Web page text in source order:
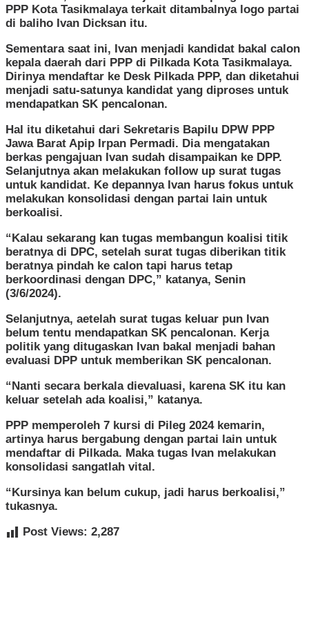
PPP Kota Tasikmalaya terkait ditambalnya logo partai
di baliho Ivan Dicksan itu.
Sementara saat ini, Ivan menjadi kandidat bakal calon
kepala daerah dari PPP di Pilkada Kota Tasikmalaya.
Dirinya mendaftar ke Desk Pilkada PPP, dan diketahui
menjadi satu-satunya kandidat yang diproses untuk
mendapatkan SK pencalonan.
Hal itu diketahui dari Sekretaris Bapilu DPW PPP
Jawa Barat Apip Irpan Permadi. Dia mengatakan
berkas pengajuan Ivan sudah disampaikan ke DPP.
Selanjutnya akan melakukan follow up surat tugas
untuk kandidat. Ke depannya Ivan harus fokus untuk
melakukan konsolidasi dengan partai lain untuk
berkoalisi.
“Kalau sekarang kan tugas membangun koalisi titik
beratnya di DPC, setelah surat tugas diberikan titik
beratnya pindah ke calon tapi harus tetap
berkoordinasi dengan DPC,” katanya, Senin
(3/6/2024).
Selanjutnya, aetelah surat tugas keluar pun Ivan
belum tentu mendapatkan SK pencalonan. Kerja
politik yang ditugaskan Ivan bakal menjadi bahan
evaluasi DPP untuk memberikan SK pencalonan.
“Nanti secara berkala dievaluasi, karena SK itu kan
keluar setelah ada koalisi,” katanya.
PPP memperoleh 7 kursi di Pileg 2024 kemarin,
artinya harus bergabung dengan partai lain untuk
mendaftar di Pilkada. Maka tugas Ivan melakukan
konsolidasi sangatlah vital.
“Kursinya kan belum cukup, jadi harus berkoalisi,”
tukasnya.
Post Views: 2,287